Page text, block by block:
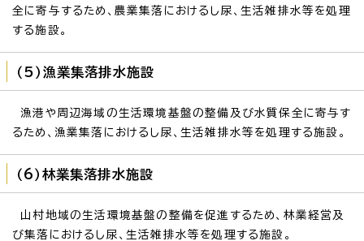
全に寄与するため、農業集落におけるし尿、生活雑排水等を処理
する施設。
（5）漁業集落排水施設
漁港や周辺海域の生活環境基盤の整備及び水質保全に寄与す
るため、漁業集落におけるし尿、生活雑排水等を処理する施設。
（6）林業集落排水施設
山村地域の生活環境基盤の整備を促進するため、林業経営及
び集落におけるし尿、生活雑排水等を処理する施設。